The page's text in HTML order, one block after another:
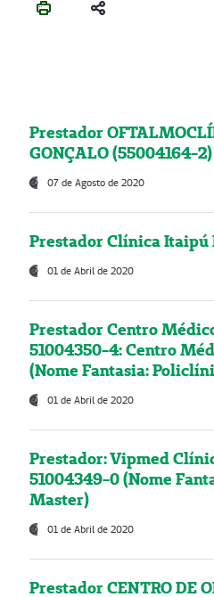
Prestador
GONÇALO (55004164-2)
07 de Agosto de 2020
Prestador Clínica Itaipú
01 de Abril de 2020
Prestador Centro
51004350-4: Centro
(Nome Fantasia:
01 de Abril de 2020
Prestador: Vipmed
51004349-0 (Nome
Master)
01 de Abril de 2020
Prestador CENTRO DE